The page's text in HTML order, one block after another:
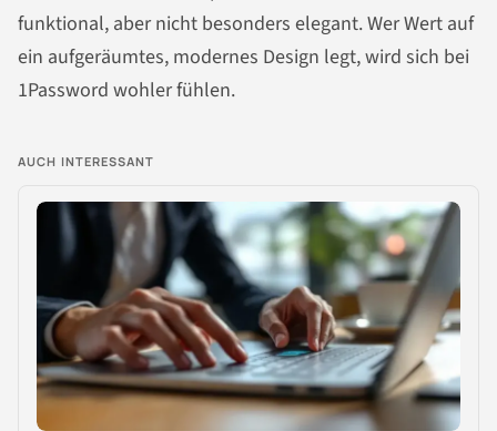
funktional, aber nicht besonders elegant. Wer Wert auf
ein aufgeräumtes, modernes Design legt, wird sich bei
1Password wohler fühlen.
AUCH INTERESSANT